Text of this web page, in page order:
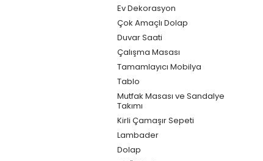
Ev Dekorasyon
Çok Amaçlı Dolap
Duvar Saati
Çalışma Masası
Tamamlayıcı Mobilya
Tablo
Mutfak Masası ve Sandalye
Takımı
Kirli Çamaşır Sepeti
Lambader
Dolap